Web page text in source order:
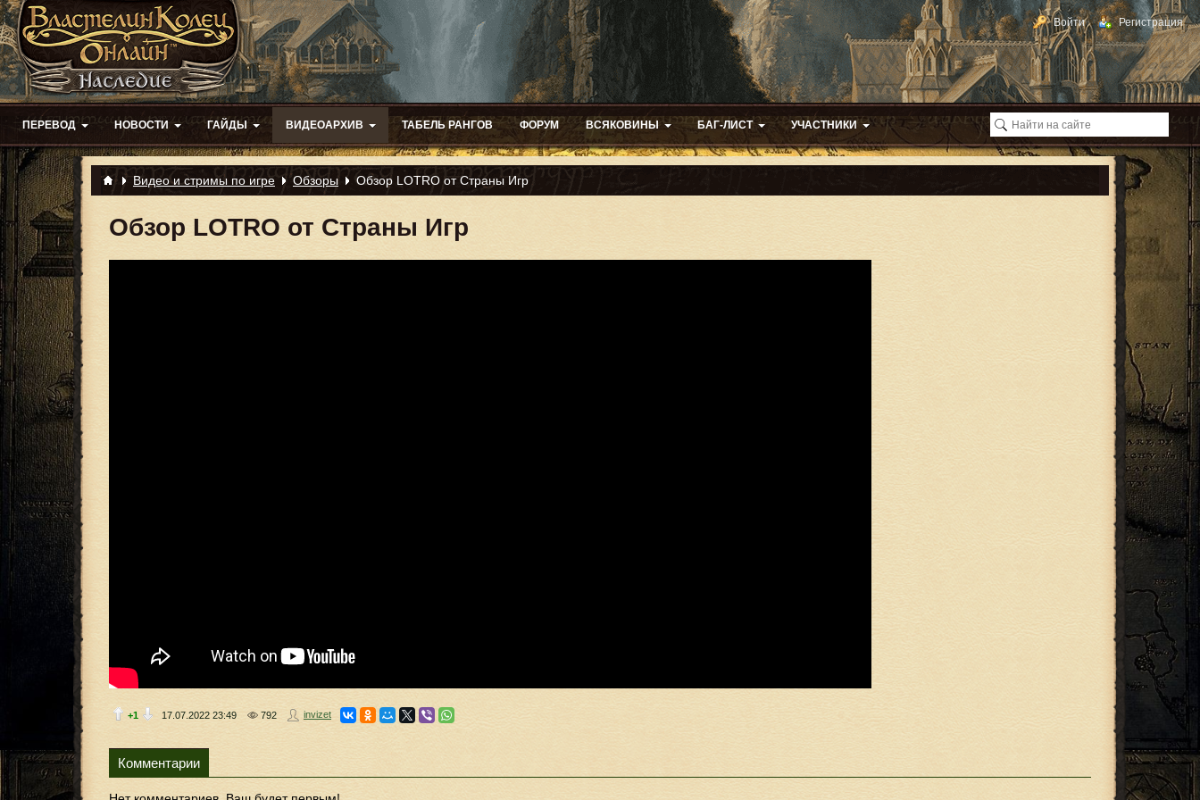
Войти Регистрация
ПЕРЕВОД НОВОСТИ ГАЙДЫ ВИДЕОАРХИВ ТАБЕЛЬ РАНГОВ ФОРУМ ВСЯКОВИНЫ БАГ-ЛИСТ УЧАСТНИКИ
Видео и стримы по игре Обзоры Обзор LOTRO от Страны Игр
Обзор LOTRO от Страны Игр
+1 17.07.2022 23:49 792 invizet
Комментарии